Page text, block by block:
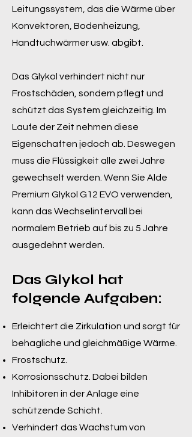
Leitungssystem, das die Wärme über
Konvektoren, Bodenheizung,
Handtuchwärmer usw. abgibt.
Das Glykol verhindert nicht nur
Frostschäden, sondern pflegt und
schützt das System gleichzeitig. Im
Laufe der Zeit nehmen diese
Eigenschaften jedoch ab. Deswegen
muss die Flüssigkeit alle zwei Jahre
gewechselt werden. Wenn Sie Alde
Premium Glykol G12 EVO verwenden,
kann das Wechselintervall bei
normalem Betrieb auf bis zu 5 Jahre
ausgedehnt werden.
Das Glykol hat
folgende Aufgaben:
Erleichtert die Zirkulation und sorgt für
behagliche und gleichmäßige Wärme.
Frostschutz.
Korrosionsschutz. Dabei bilden
Inhibitoren in der Anlage eine
schützende Schicht.
Verhindert das Wachstum von